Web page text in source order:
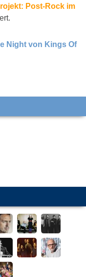
Post-Rock im
Night von Kings Of